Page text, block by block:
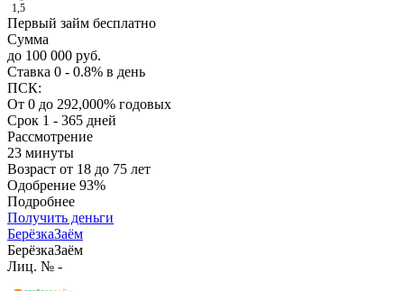
1,5
Первый займ бесплатно
Сумма
до 100 000 руб.
Ставка 0 - 0.8% в день
ПСК:
От 0 до 292,000% годовых
Срок 1 - 365 дней
Рассмотрение
23 минуты
Возраст от 18 до 75 лет
Одобрение 93%
Подробнее
Получить деньги
БерёзкаЗаём
БерёзкаЗаём
Лиц. № -